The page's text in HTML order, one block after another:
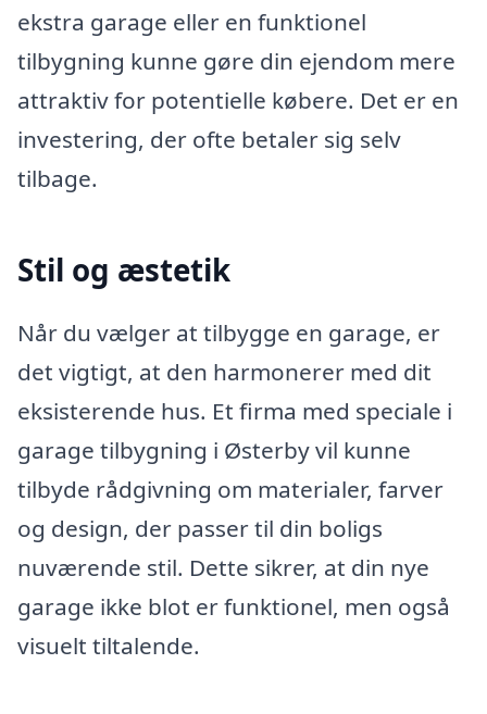
ekstra garage eller en funktionel
tilbygning kunne gøre din ejendom mere
attraktiv for potentielle købere. Det er en
investering, der ofte betaler sig selv
tilbage.
Stil og æstetik
Når du vælger at tilbygge en garage, er
det vigtigt, at den harmonerer med dit
eksisterende hus. Et firma med speciale i
garage tilbygning i Østerby vil kunne
tilbyde rådgivning om materialer, farver
og design, der passer til din boligs
nuværende stil. Dette sikrer, at din nye
garage ikke blot er funktionel, men også
visuelt tiltalende.